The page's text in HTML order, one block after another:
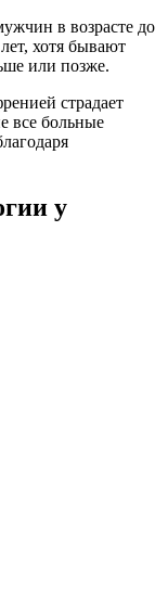
в возрасте до
хотя бывают
или позже.
страдает
все больные
у